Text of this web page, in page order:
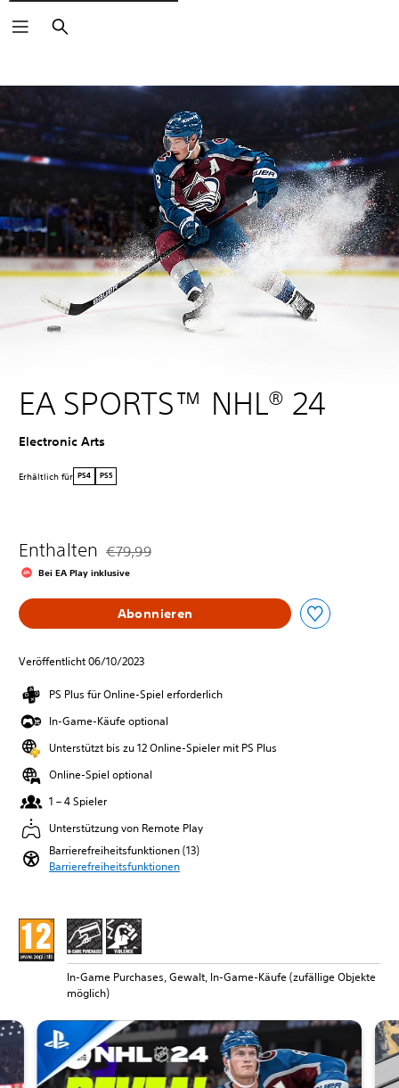
Suchen
EA SPORTS™ NHL® 24
Electronic Arts
Erhältlich für PS4 PS5
Enthalten Preisnachlass gegenüber dem Originalpreis von
€79,99
Bei EA Play inklusive
Abonnieren
Veröffentlicht 06/10/2023
PS Plus für Online-Spiel erforderlich
In-Game-Käufe optional
Unterstützt bis zu 12 Online-Spieler mit PS Plus
Online-Spiel optional
1 – 4 Spieler
Unterstützung von Remote Play
Barrierefreiheitsfunktionen (13)
Barrierefreiheitsfunktionen
In-Game Purchases, Gewalt, In-Game-Käufe (zufällige Objekte
möglich)